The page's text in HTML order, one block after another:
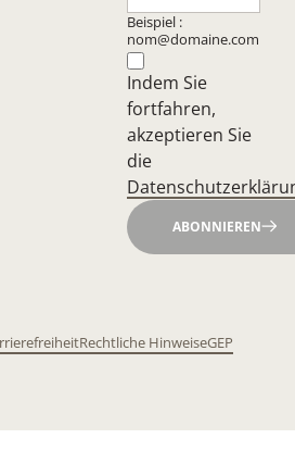
Beispiel :
nom@domaine.com
Indem Sie
fortfahren,
akzeptieren Sie
die
ABONNIEREN
Rechtliche HinweiseGEP